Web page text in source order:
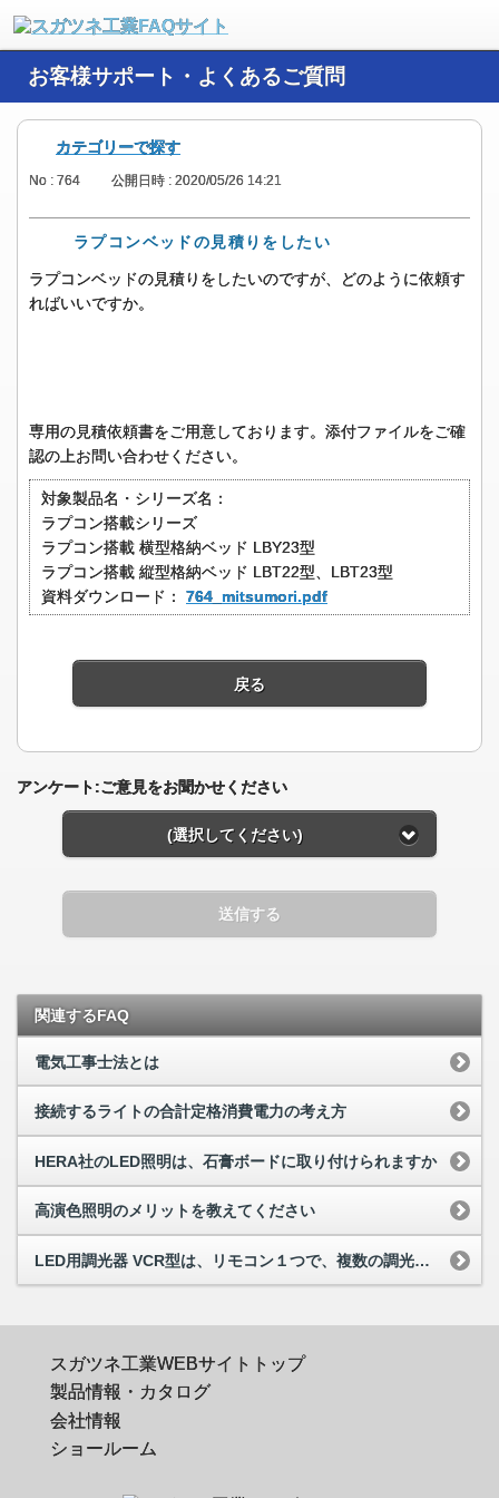
お客様サポート・よくあるご質問
カテゴリーで探す
No : 764 公開日時 : 2020/05/26 14:21
ラプコンベッドの見積りをしたい
ラプコンベッドの見積りをしたいのですが、どのように依頼す
ればいいですか。
専用の見積依頼書をご用意しております。添付ファイルをご確
認の上お問い合わせください。
対象製品名・シリーズ名：
ラプコン搭載シリーズ
ラプコン搭載 横型格納ベッド LBY23型
ラプコン搭載 縦型格納ベッド LBT22型、LBT23型
資料ダウンロード：
764_mitsumori.pdf
戻る
アンケート:ご意見をお聞かせください
(選択してください)
送信する
関連するFAQ
電気工事士法とは
接続するライトの合計定格消費電力の考え方
HERA社のLED照明は、石膏ボードに取り付けられますか
高演色照明のメリットを教えてください
LED用調光器 VCR型は、リモコン１つで、複数の調光・調色器を操作できますか
スガツネ工業WEBサイトトップ
製品情報・カタログ
会社情報
ショールーム